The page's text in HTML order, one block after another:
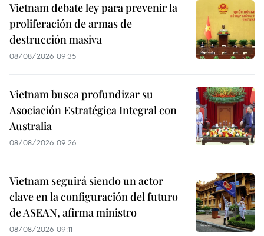
Vietnam debate ley para prevenir la
proliferación de armas de
destrucción masiva
08/08/2026 09:35
Vietnam busca profundizar su
Asociación Estratégica Integral con
Australia
08/08/2026 09:26
Vietnam seguirá siendo un actor
clave en la configuración del futuro
de ASEAN, afirma ministro
08/08/2026 09:11